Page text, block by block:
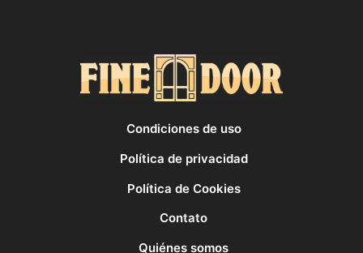
Condiciones de uso
Política de privacidad
Política de Cookies
Contato
Quiénes somos